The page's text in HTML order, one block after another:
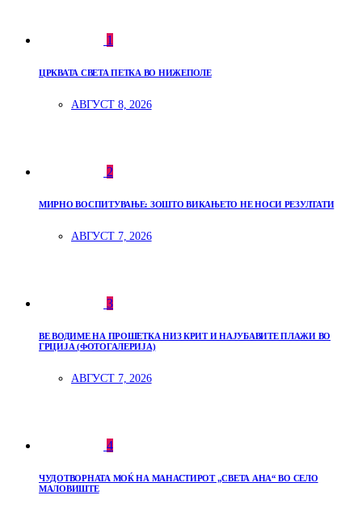
1
ЦРКВАТА СВЕТА ПЕТКА ВО НИЖЕПОЛЕ
АВГУСТ 8, 2026
2
МИРНО ВОСПИТУВАЊЕ: ЗОШТО ВИКАЊЕТО НЕ НОСИ РЕЗУЛТАТИ
АВГУСТ 7, 2026
3
ВЕ ВОДИМЕ НА ПРОШЕТКА НИЗ КРИТ И НАЈУБАВИТЕ ПЛАЖИ ВО
ГРЦИЈА (ФОТОГАЛЕРИЈА)
АВГУСТ 7, 2026
4
ЧУДОТВОРНАТА МОЌ НА МАНАСТИРОТ „СВЕТА АНА“ ВО СЕЛО
МАЛОВИШТЕ